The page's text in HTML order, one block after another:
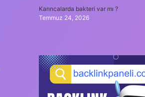
Karıncalarda bakteri var mı ?
Temmuz 24, 2026